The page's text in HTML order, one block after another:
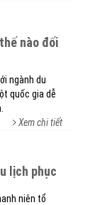
ngành du
quốc gia dễ
Xem chi tiết
niên tổ